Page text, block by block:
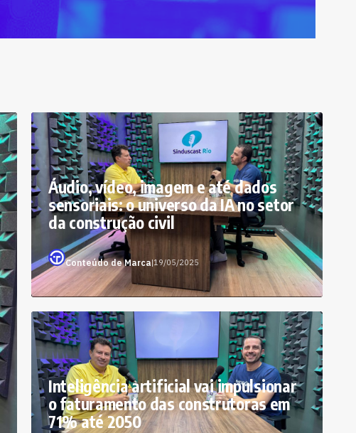
Áudio, vídeo, imagem e até dados
sensoriais: o universo da IA no setor
da construção civil
Conteúdo de Marca|19/05/2025
Inteligência artificial vai impulsionar
o faturamento das construtoras em
71% até 2050